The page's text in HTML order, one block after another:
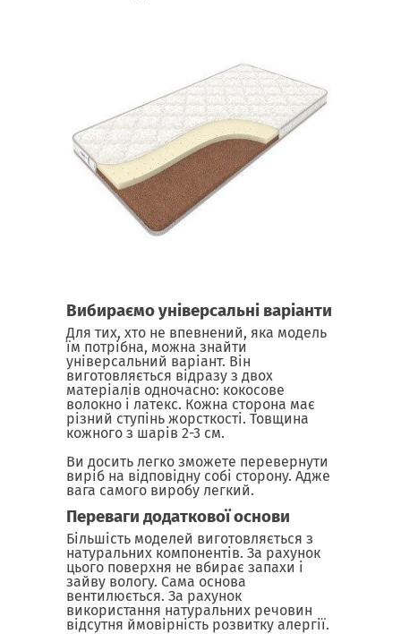
Вибираємо універсальні варіанти
Для тих, хто не впевнений, яка модель
їм потрібна, можна знайти
універсальний варіант. Він
виготовляється відразу з двох
матеріалів одночасно: кокосове
волокно і латекс. Кожна сторона має
різний ступінь жорсткості. Товщина
кожного з шарів 2-3 см.
Ви досить легко зможете перевернути
виріб на відповідну собі сторону. Адже
вага самого виробу легкий.
Переваги додаткової основи
Більшість моделей виготовляється з
натуральних компонентів. За рахунок
цього поверхня не вбирає запахи і
зайву вологу. Сама основа
вентилюється. За рахунок
використання натуральних речовин
відсутня ймовірність розвитку алергії.